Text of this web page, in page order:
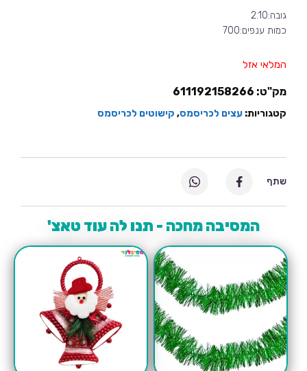
גובה:2.10
כמות ענפים:700
המלאי אזל
מק"ט: 611192158266
קטגוריות: עצים לכריסמס, קישוטים לכריסמס
המסיבה מחכה - תנו לה עוד טאצ'
שתף